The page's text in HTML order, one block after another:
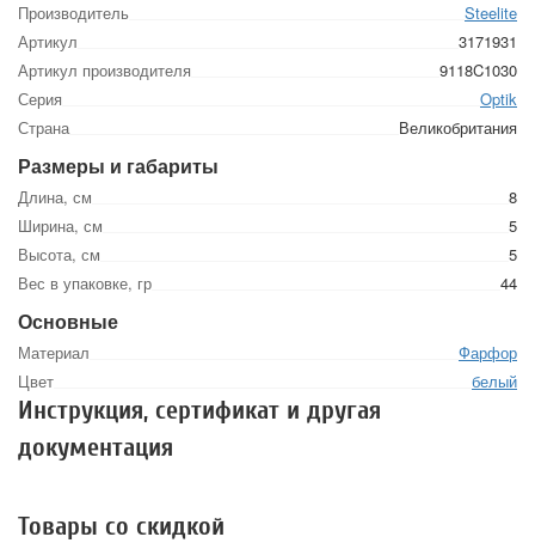
Производитель
Steelite
Артикул
3171931
Артикул производителя
9118C1030
Серия
Optik
Страна
Великобритания
Размеры и габариты
Длина, см
8
Ширина, см
5
Высота, см
5
Вес в упаковке, гр
44
Основные
Материал
Фарфор
Цвет
белый
Инструкция, сертификат и другая
документация
Товары со скидкой